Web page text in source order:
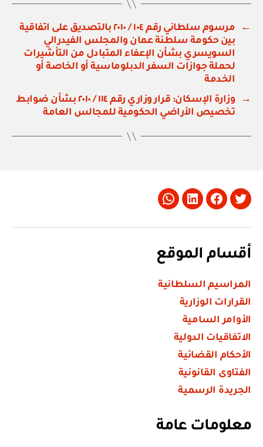
←
مرسوم سلطاني رقم ١٠٤ / ٢٠١٠ بالتصديق على اتفاقية
بين حكومة سلطنة عمان والمجلس الفيدرالي
السويسري بشأن الإعفاء المتبادل من التأشيرات
لحملة جوازات السفر الدبلوماسية أو الخاصة أو
الخدمة
→
وزارة الإسكان: قرار وزاري رقم ١١٤ / ٢٠١٠ بشأن ضوابط
تخصيص الأراضي الحكومية للمجالس العامة
Twitter
Facebook
LinkedIn
Whatsapp
أقسام الموقع
المراسيم السلطانية
القرارات الوزارية
الأوامر السامية
الاتفاقيات الدولية
الأحكام القضائية
الفتاوى القانونية
الجريدة الرسمية
معلومات عامة